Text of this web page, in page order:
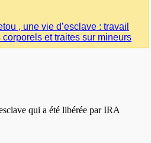
, une vie d’esclave : travail
et traites sur mineurs
qui a été libérée par IRA